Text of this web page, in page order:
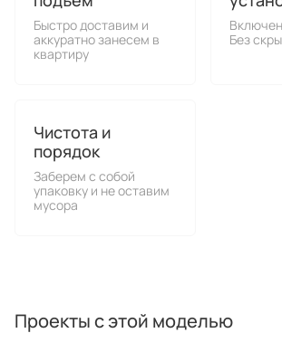
Быстро доставим и
аккуратно занесем в
квартиру
Без
Чистота и
порядок
Заберем с собой
упаковку и не оставим
мусора
Проекты с этой моделью